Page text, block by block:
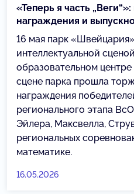
«Теперь я часть
награждения и
16 мая парк
интеллектуальной
образовательном
сцене парка прошла
награждения
регионального этапа
Эйлера, Максвелла,
региональных
математике.
16.05.2026